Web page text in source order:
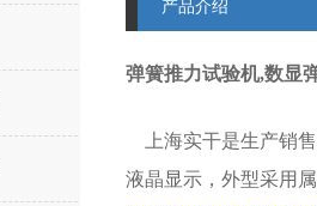
产品介绍
弹簧推力试验机,数显
上海实干是生产销售
液晶显示，外型采用